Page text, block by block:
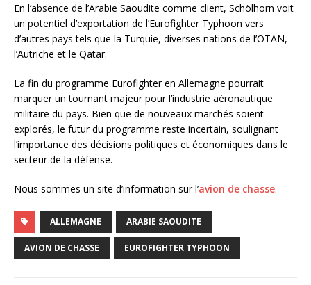
En l’absence de l’Arabie Saoudite comme client, Schölhorn voit
un potentiel d’exportation de l’Eurofighter Typhoon vers
d’autres pays tels que la Turquie, diverses nations de l’OTAN,
l’Autriche et le Qatar.
La fin du programme Eurofighter en Allemagne pourrait
marquer un tournant majeur pour l’industrie aéronautique
militaire du pays. Bien que de nouveaux marchés soient
explorés, le futur du programme reste incertain, soulignant
l’importance des décisions politiques et économiques dans le
secteur de la défense.
Nous sommes un site d’information sur l’avion de chasse.
ALLEMAGNE ARABIE SAOUDITE
AVION DE CHASSE EUROFIGHTER TYPHOON